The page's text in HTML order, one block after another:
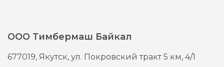
ООО Тимбермаш Байкал
677019, Якутск,ул. Покровский тракт 5 км, 4/1